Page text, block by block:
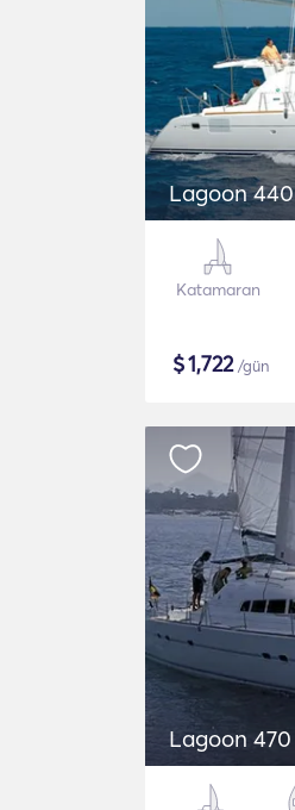
Lagoon 440
Katamaran
$1,722/gün
Lagoon 470